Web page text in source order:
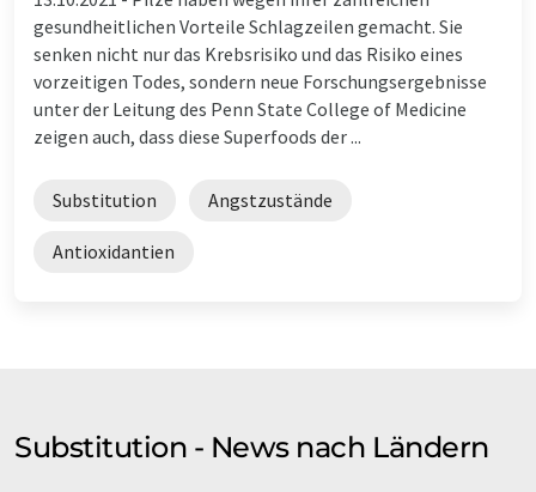
gesundheitlichen Vorteile Schlagzeilen gemacht. Sie
senken nicht nur das Krebsrisiko und das Risiko eines
vorzeitigen Todes, sondern neue Forschungsergebnisse
unter der Leitung des Penn State College of Medicine
zeigen auch, dass diese Superfoods der ...
Substitution Angstzustände
Antioxidantien
Substitution - News nach Ländern